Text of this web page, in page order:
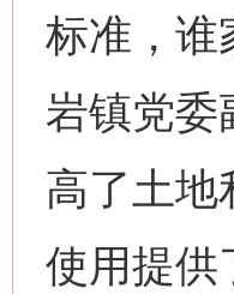
标准，谁
岩镇党委
高了土地
使用提供